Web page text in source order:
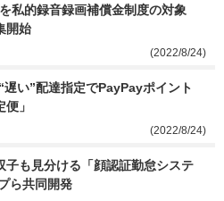
私的録音録画補償金制度の対象
開始
(2022/8/24)
遅い”配達指定でPayPayポイント
便」
(2022/8/24)
子も見分ける「顔認証勤怠システ
ら共同開発